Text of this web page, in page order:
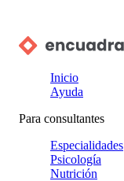
Inicio
Ayuda
Para consultantes
Especialidades
Psicología
Nutrición